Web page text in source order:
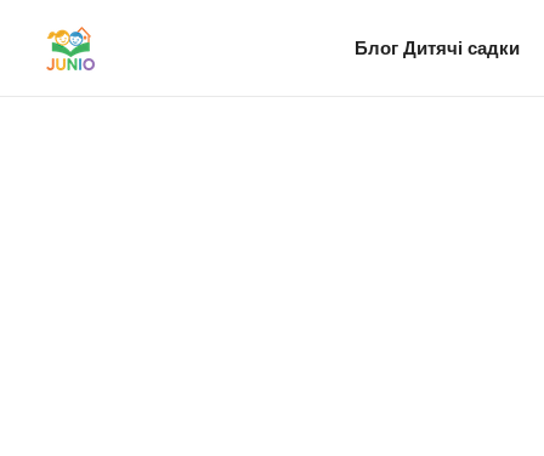
Блог Дитячі садки